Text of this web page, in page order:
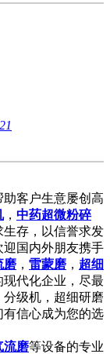
客户生意屡创高
， 中药超微粉碎
存，以信誉求发
迎国内外朋友携手
磨 ， 雷蒙磨 ， 超细
代化企业，尽最
级机，超细研磨
信心成为您的选
流磨等设备的专业